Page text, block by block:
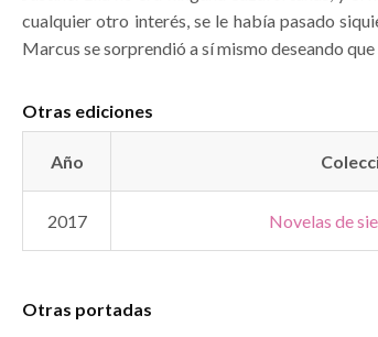
cualquier otro interés, se le había pasado
Marcus se sorprendió a sí mismo deseando
Otras ediciones
Año
2017 Novelas de
Otras portadas